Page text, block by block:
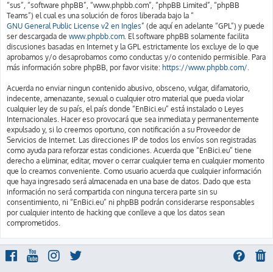
“sus”, “software phpBB”, “www.phpbb.com”, “phpBB Limited”, “phpBB
Teams”) el cual es una solución de foros liberada bajo la “
GNU General Public License v2 en Ingles” (de aquí en adelante “GPL”) y puede
ser descargada de www.phpbb.com. El software phpBB solamente facilita
discusiones basadas en Internet y la GPL estrictamente los excluye de lo que
aprobamos y/o desaprobamos como conductas y/o contenido permisible. Para
más información sobre phpBB, por favor visite: https://www.phpbb.com/.
Acuerda no enviar ningun contenido abusivo, obsceno, vulgar, difamatorio,
indecente, amenazante, sexual o cualquier otro material que pueda violar
cualquier ley de su país, el país donde “EnBici.eu” está instalado o Leyes
Internacionales. Hacer eso provocará que sea inmediata y permanentemente
expulsado y, si lo creemos oportuno, con notificación a su Proveedor de
Servicios de Internet. Las direcciones IP de todos los envíos son registradas
como ayuda para reforzar estas condiciones. Acuerda que “EnBici.eu” tiene
derecho a eliminar, editar, mover o cerrar cualquier tema en cualquier momento
que lo creamos conveniente. Como usuario acuerda que cualquier información
que haya ingresado será almacenada en una base de datos. Dado que esta
información no será compartida con ninguna tercera parte sin su
consentimiento, ni “EnBici.eu” ni phpBB podrán considerarse responsables
por cualquier intento de hacking que conlleve a que los datos sean
comprometidos.